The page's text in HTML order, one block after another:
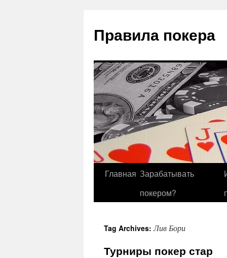
Правила покера
Главная Зарабатывать
покером?
Tag Archives:Лив Бори
Турниры покер стар